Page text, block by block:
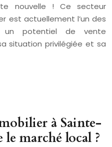
nouvelle ! Ce secteur
est actuellement l’un des
un potentiel de vente
situation privilégiée et sa
à Sainte-
marché local ?